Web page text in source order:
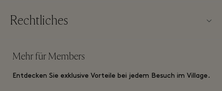
Karriere
App herunterladen
Partner werden
Rechtliches
Allgemeine Geschäftsbedingungen für Membership
Mehr für Members
Entdecken Sie exklusive Vorteile bei jedem Besuch im Village.